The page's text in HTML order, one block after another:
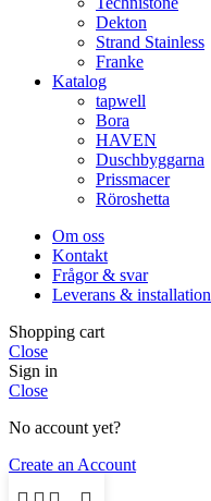
Dekton
Strand Stainless
Franke
Katalog
tapwell
Bora
HAVEN
Duschbyggarna
Prissmacer
Röroshetta
Om oss
Kontakt
Frågor & svar
Leverans & installation
Shopping cart
Close
Sign in
Close
No account yet?
Create an Account